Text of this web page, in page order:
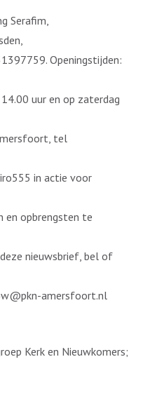
Serafim,
Openingstijden:
uur en op zaterdag
tel
in actie voor
opbrengsten te
nieuwsbrief, bel of
amersfoort.nl
Kerk en Nieuwkomers;